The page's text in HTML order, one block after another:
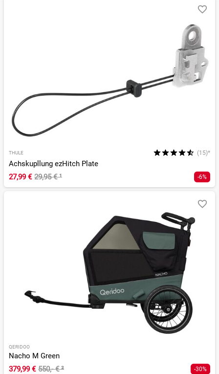
THULE (15)*
Achskupllung ezHitch Plate
27,99 € 29,95 €¹ -6%
QERIDOO
Nacho M Green
379,99 € 550,- €² -30%